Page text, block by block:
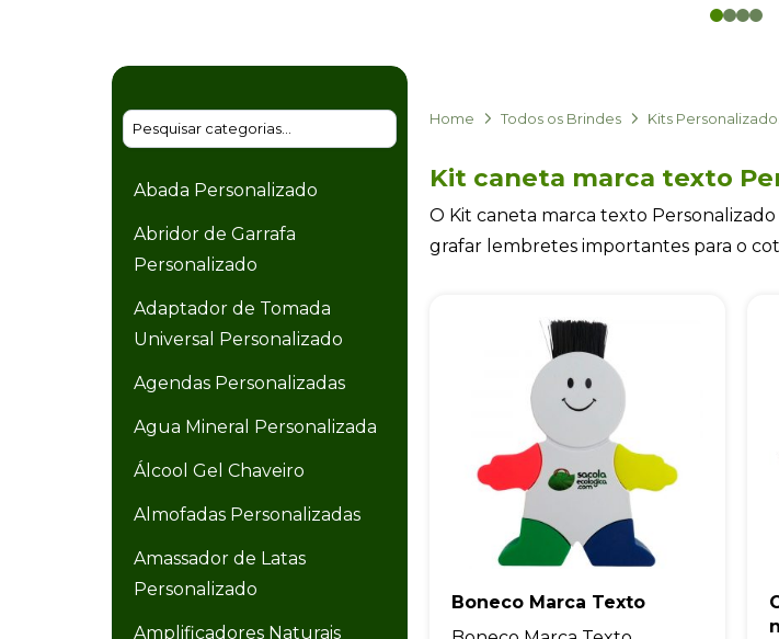
01 23
Abada Personalizado
Abridor de Garrafa
Personalizado
Adaptador de Tomada
Universal Personalizado
Agendas Personalizadas
Agua Mineral Personalizada
Álcool Gel Chaveiro
Almofadas Personalizadas
Amassador de Latas
Personalizado
Amplificadores Naturais
Home Todos os Brindes Kits
Kit caneta marca texto
O Kit caneta marca texto
grafar lembretes importantes para o
Boneco Marca Texto